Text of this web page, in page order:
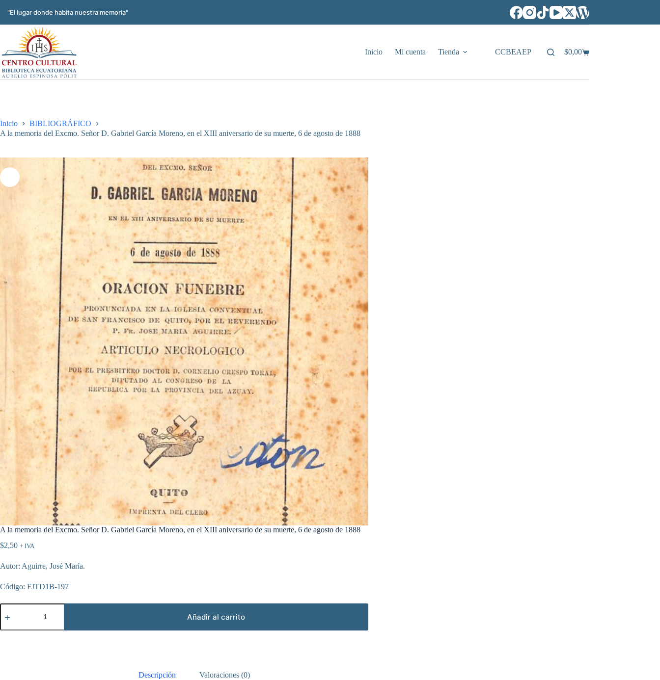
"El lugar donde habita nuestra memoria"
Inicio Mi cuenta Tienda CCBEAEP
Carro
$0,00
Inicio
BIBLIOGRÁFICO
A la memoria del Excmo. Señor D. Gabriel García Moreno, en el XIII aniversario de su muerte, 6 de agosto de 1888
A la memoria del Excmo. Señor D. Gabriel García Moreno, en el XIII aniversario de su muerte, 6 de agosto de 1888
$2,50 + IVA
Autor: Aguirre, José María.
Código: FJTD1B-197
A
del
Añadir al carrito
Descripción Valoraciones (0)